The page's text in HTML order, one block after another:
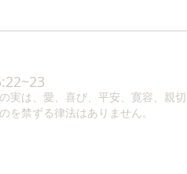
実は、愛、喜び、平安、寛容、親
を禁ずる律法はありません。